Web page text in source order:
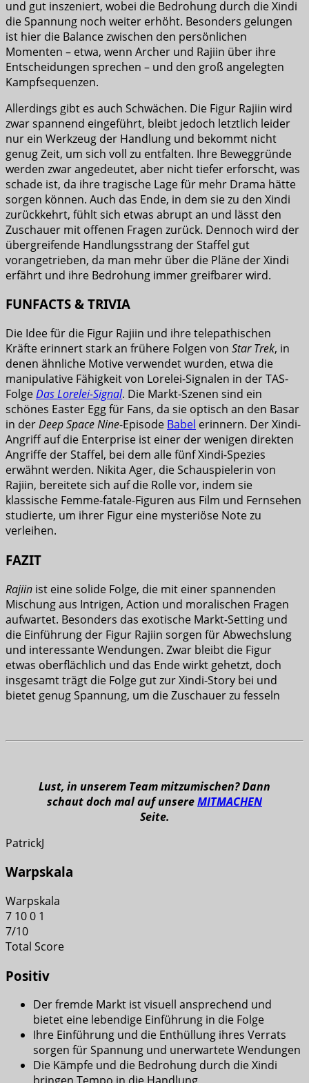
und gut inszeniert, wobei die Bedrohung durch die Xindi
die Spannung noch weiter erhöht. Besonders gelungen
ist hier die Balance zwischen den persönlichen
Momenten – etwa, wenn Archer und Rajiin über ihre
Entscheidungen sprechen – und den groß angelegten
Kampfsequenzen.
Allerdings gibt es auch Schwächen. Die Figur Rajiin wird
zwar spannend eingeführt, bleibt jedoch letztlich leider
nur ein Werkzeug der Handlung und bekommt nicht
genug Zeit, um sich voll zu entfalten. Ihre Beweggründe
werden zwar angedeutet, aber nicht tiefer erforscht, was
schade ist, da ihre tragische Lage für mehr Drama hätte
sorgen können. Auch das Ende, in dem sie zu den Xindi
zurückkehrt, fühlt sich etwas abrupt an und lässt den
Zuschauer mit offenen Fragen zurück. Dennoch wird der
übergreifende Handlungsstrang der Staffel gut
vorangetrieben, da man mehr über die Pläne der Xindi
erfährt und ihre Bedrohung immer greifbarer wird.
FUNFACTS & TRIVIA
Die Idee für die Figur Rajiin und ihre telepathischen
Kräfte erinnert stark an frühere Folgen von Star Trek, in
denen ähnliche Motive verwendet wurden, etwa die
manipulative Fähigkeit von Lorelei-Signalen in der TAS-
FolgeDas Lorelei-Signal. Die Markt-Szenen sind ein
schönes Easter Egg für Fans, da sie optisch an den Basar
in derDeep Space Nine-Episode Babel erinnern. Der Xindi-
Angriff auf die Enterprise ist einer der wenigen direkten
Angriffe der Staffel, bei dem alle fünf Xindi-Spezies
erwähnt werden. Nikita Ager, die Schauspielerin von
Rajiin, bereitete sich auf die Rolle vor, indem sie
klassische Femme-fatale-Figuren aus Film und Fernsehen
studierte, um ihrer Figur eine mysteriöse Note zu
verleihen.
FAZIT
Rajiin ist eine solide Folge, die mit einer spannenden
Mischung aus Intrigen, Action und moralischen Fragen
aufwartet. Besonders das exotische Markt-Setting und
die Einführung der Figur Rajiin sorgen für Abwechslung
und interessante Wendungen. Zwar bleibt die Figur
etwas oberflächlich und das Ende wirkt gehetzt, doch
insgesamt trägt die Folge gut zur Xindi-Story bei und
bietet genug Spannung, um die Zuschauer zu fesseln
Lust, in unserem Team mitzumischen? Dann
schaut doch mal auf unsereMITMACHEN
Seite.
PatrickJ
Warpskala
Warpskala
7 100 1
7/10
Total Score
Positiv
Der fremde Markt ist visuell ansprechend und
bietet eine lebendige Einführung in die Folge
Ihre Einführung und die Enthüllung ihres Verrats
sorgen für Spannung und unerwartete Wendungen
Die Kämpfe und die Bedrohung durch die Xindi